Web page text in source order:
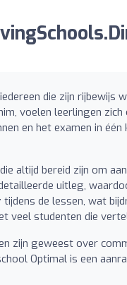
die zijn rijbewijs
voelen leerlingen zich
en het examen in één
altijd bereid zijn om
uitleg,
tijdens de lessen, wat
veel studenten die
zijn geweest over
Optimal is een